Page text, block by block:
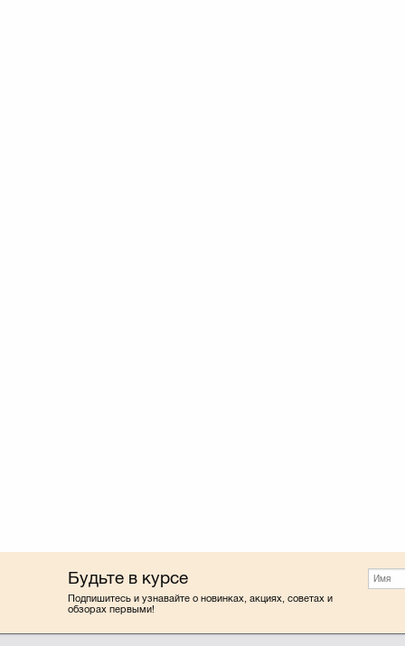
Будьте в курсе
Подпишитесь и узнавайте о новинках, акциях, советах и
обзорах первыми!